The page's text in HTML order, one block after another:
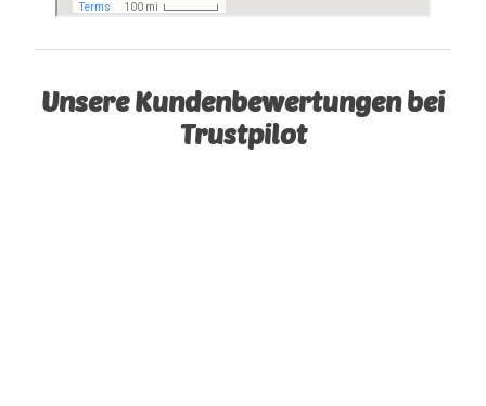
Unsere Kundenbewertungen bei
Trustpilot